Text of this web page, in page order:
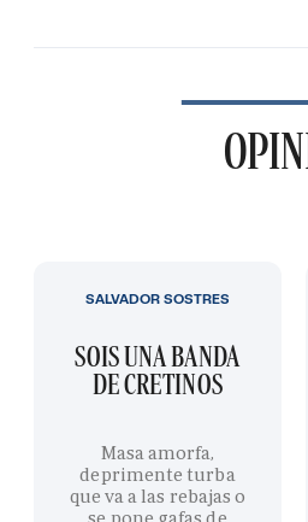
SOIS UNA BANDA
DE CRETINOS
Masa amorfa,
deprimente turba
que va a las rebajas o
SALVADOR SOSTRES